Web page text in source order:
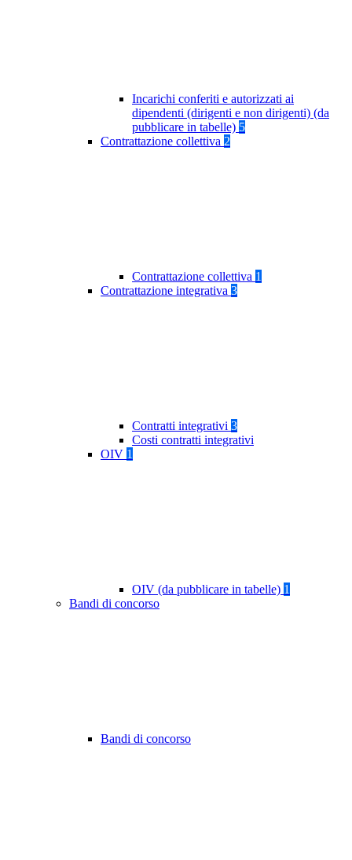
Incarichi conferiti e autorizzati ai
dipendenti (dirigenti e non dirigenti) (da
pubblicare in tabelle) 5
Contrattazione collettiva 2
Contrattazione collettiva 1
Contrattazione integrativa 3
Contratti integrativi 3
Costi contratti integrativi
OIV 1
OIV (da pubblicare in tabelle) 1
Bandi di concorso
Bandi di concorso